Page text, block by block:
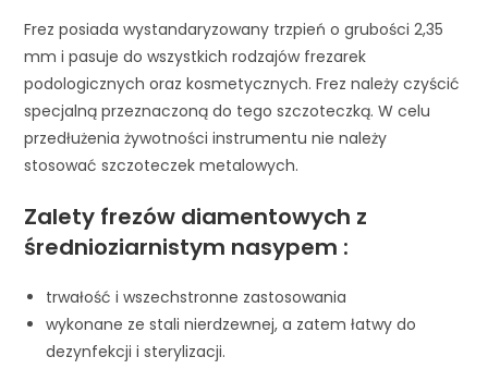
Frez posiada wystandaryzowany trzpień o grubości 2,35
mm i pasuje do wszystkich rodzajów frezarek
podologicznych oraz kosmetycznych. Frez należy czyścić
specjalną przeznaczoną do tego szczoteczką. W celu
przedłużenia żywotności instrumentu nie należy
stosować szczoteczek metalowych.
Zalety frezów diamentowych z
średnioziarnistym nasypem :
trwałość i wszechstronne zastosowania
wykonane ze stali nierdzewnej, a zatem łatwy do
dezynfekcji i sterylizacji.